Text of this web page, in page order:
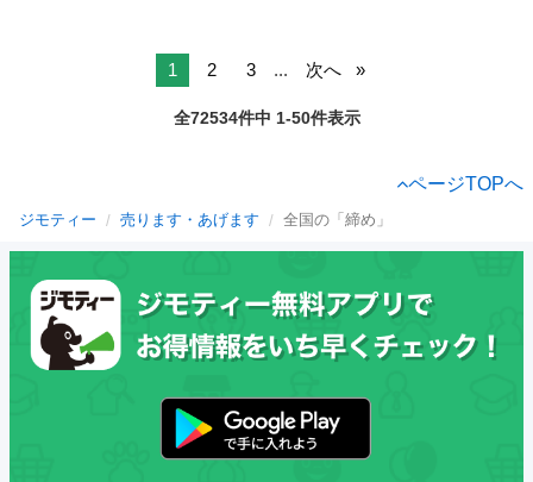
1 2 3 ... 次へ
全72534件中 1-50件表示
ページTOPへ
ジモティー 売ります・あげます 全国の「締め」